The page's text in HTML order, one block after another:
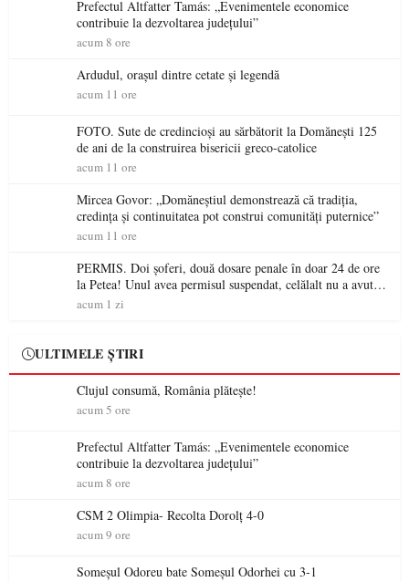
Prefectul Altfatter Tamás: „Evenimentele economice
contribuie la dezvoltarea județului”
acum 8 ore
Ardudul, orașul dintre cetate și legendă
acum 11 ore
FOTO. Sute de credincioși au sărbătorit la Domănești 125
de ani de la construirea bisericii greco-catolice
acum 11 ore
Mircea Govor: „Domăneștiul demonstrează că tradiția,
credința și continuitatea pot construi comunități puternice”
acum 11 ore
PERMIS. Doi șoferi, două dosare penale în doar 24 de ore
la Petea! Unul avea permisul suspendat, celălalt nu a avut
niciodată permis
acum 1 zi
ULTIMELE ȘTIRI
Clujul consumă, România plătește!
acum 5 ore
Prefectul Altfatter Tamás: „Evenimentele economice
contribuie la dezvoltarea județului”
acum 8 ore
CSM 2 Olimpia- Recolta Dorolț 4-0
acum 9 ore
Someșul Odoreu bate Someșul Odorhei cu 3-1